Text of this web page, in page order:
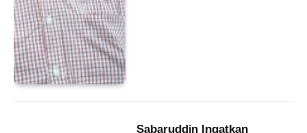
Sabaruddin Ingatkan